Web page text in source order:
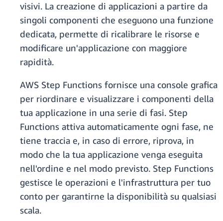
visivi. La creazione di applicazioni a partire da
singoli componenti che eseguono una funzione
dedicata, permette di ricalibrare le risorse e
modificare un'applicazione con maggiore
rapidità.
AWS Step Functions fornisce una console grafica
per riordinare e visualizzare i componenti della
tua applicazione in una serie di fasi. Step
Functions attiva automaticamente ogni fase, ne
tiene traccia e, in caso di errore, riprova, in
modo che la tua applicazione venga eseguita
nell'ordine e nel modo previsto. Step Functions
gestisce le operazioni e l'infrastruttura per tuo
conto per garantirne la disponibilità su qualsiasi
scala.